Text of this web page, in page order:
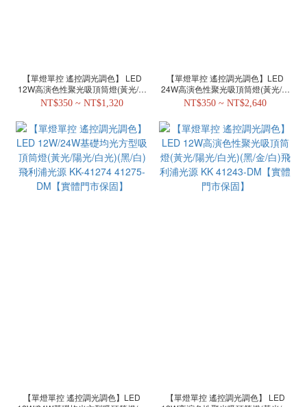
【單燈單控 遙控調光調色】 LED
12W高演色性聚光吸頂筒燈(黃光/陽
光/白光)(黑/白)飛利浦光源 KK
41294-DM【實體門市保固】
NT$350 ~ NT$1,320
【單燈單控 遙控調光調色】LED
24W高演色性聚光吸頂筒燈(黃光/陽
光/白光)(黑/白)飛利浦光源 KK
41295-DM【實體門市保固】
NT$350 ~ NT$2,640
【單燈單控 遙控調光調色】LED
【單燈單控 遙控調光調色】 LED